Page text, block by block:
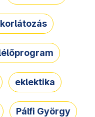
eklektika
Pálfi György